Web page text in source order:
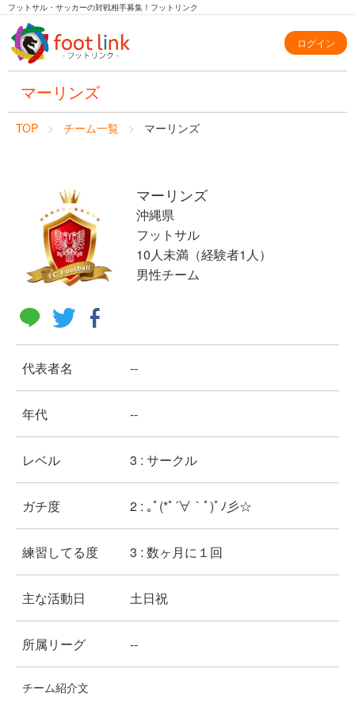
フットサル・サッカーの対戦相手募集！フットリンク
ログイン
マーリンズ
TOP チーム一覧 マーリンズ
マーリンズ
沖縄県
フットサル
10人未満（経験者1人）
男性チーム
代表者名 --
年代 --
レベル 3 : サークル
ガチ度 2 : ｡ﾟ(*ﾟ´∀｀ﾟ)ﾟﾉ彡☆
練習してる度 3 : 数ヶ月に１回
主な活動日 土日祝
所属リーグ --
チーム紹介文